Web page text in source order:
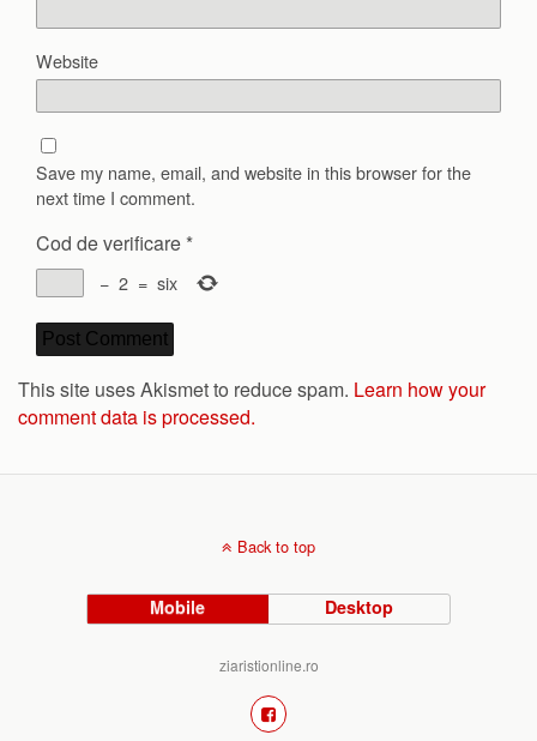
Website
Save my name, email, and website in this browser for the
next time I comment.
Cod de verificare *
− 2 = six
This site uses Akismet to reduce spam. Learn how your
comment data is processed.
Back to top
Mobile Desktop
ziaristionline.ro